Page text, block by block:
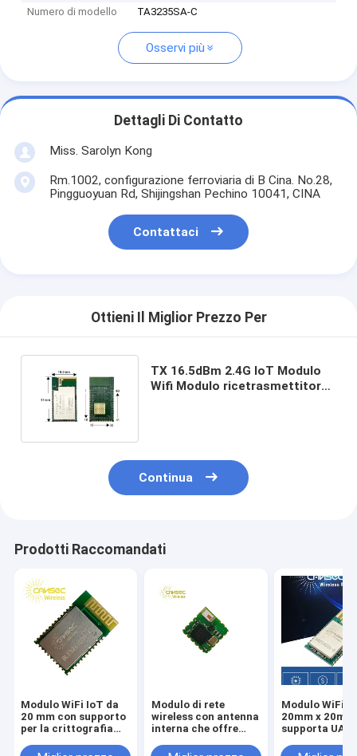
Numero di modello
TA3235SA-C
Osservi più
Dettagli Di Contatto
Miss. Sarolyn Kong
Rm.1002, configurazione ferroviaria di B Cina. No.28,
Pingguoyuan Rd, Shijingshan Pechino 10041, CINA
Contattaci
Ottieni Il Miglior Prezzo Per
TX 16.5dBm 2.4G IoT Modulo
Wifi Modulo ricetrasmettitore
Continua
Prodotti Raccomandati
Modulo WiFi IoT da
20 mm con supporto
per la crittografia
WEP adatto alle reti
Modulo di rete
wireless con antenna
interna che offre
SPI I2C GPIO,
Modulo WiFi
20mm x
supporta
GPIO e